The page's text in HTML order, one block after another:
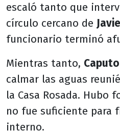
escaló tanto que
círculo cercano de
funcionario terminó
Mientras tanto, Caputo
calmar las aguas
la Casa Rosada. Hubo
no fue suficiente para
interno.